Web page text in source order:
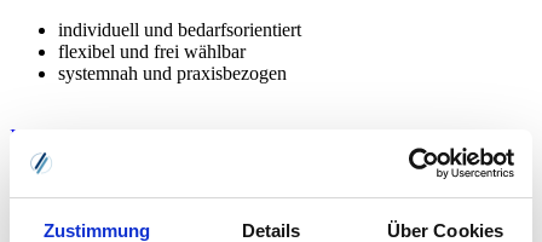
Zustimmung Details Über Cookies
individuell und bedarfsorientiert
flexibel und frei wählbar
systemnah und praxisbezogen
Inhouse-Schulung anfragen